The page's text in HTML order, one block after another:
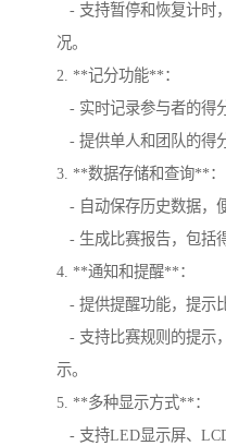
- 支持暂停和恢复计时
况。
2. **记分功能**：
- 实时记录参与者的得
- 提供单人和团队的得
3. **数据存储和查询**：
- 自动保存历史数据，
- 生成比赛报告，包括
4. **通知和提醒**：
- 提供提醒功能，提示
- 支持比赛规则的提示
示。
5. **多种显示方式**：
- 支持LED显示屏、